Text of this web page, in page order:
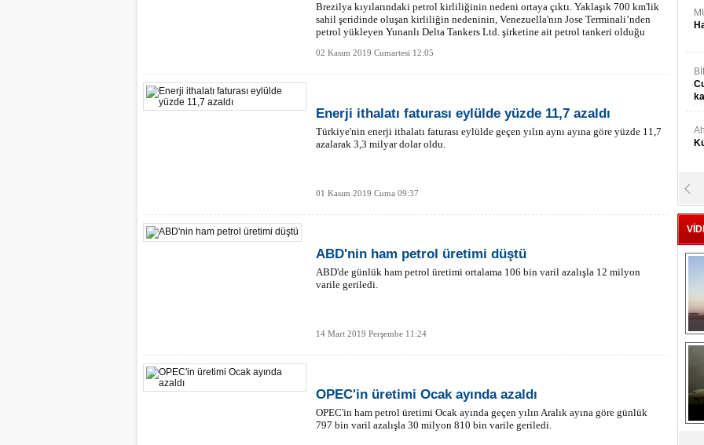
Brezilya kıyılarındaki petrol kirliliğinin nedeni ortaya çıktı. Yaklaşık 700 km'lik
sahil şeridinde oluşan kirliliğin nedeninin, Venezuella'nın Jose Terminali’nden
petrol yükleyen Yunanlı Delta Tankers Ltd. şirketine ait petrol tankeri olduğu
02 Kasım 2019 Cumartesi 12:05
Enerji ithalatı faturası eylülde yüzde 11,7 azaldı
Türkiye'nin enerji ithalatı faturası eylülde geçen yılın aynı ayına göre yüzde 11,7
azalarak 3,3 milyar dolar oldu.
01 Kasım 2019 Cuma 09:37
ABD'nin ham petrol üretimi düştü
ABD'de günlük ham petrol üretimi ortalama 106 bin varil azalışla 12 milyon
varile geriledi.
14 Mart 2019 Perşembe 11:24
OPEC'in üretimi Ocak ayında azaldı
OPEC'in ham petrol üretimi Ocak ayında geçen yılın Aralık ayına göre günlük
797 bin varil azalışla 30 milyon 810 bin varile geriledi.